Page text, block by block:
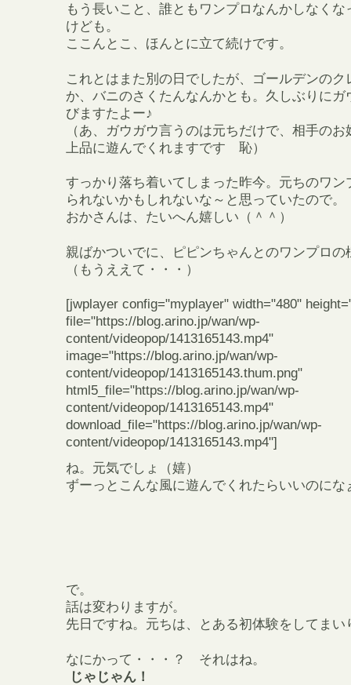
もう長いこと、誰ともワンプロなんかしなくな
けども。
ここんとこ、ほんとに立て続けです。
これとはまた別の日でしたが、ゴールデンのク
か、バニのさくたんなんかとも。久しぶりにガ
びますたよー♪
（あ、ガウガウ言うのは元ちだけで、相手の
上品に遊んでくれますです 恥）
すっかり落ち着いてしまった昨今。元ちのワン
られないかもしれないな～と思っていたので。
おかさんは、たいへん嬉しい（＾＾）
親ばかついでに、ピピンちゃんとのワンプロの
（もうええて・・・）
[jwplayer config="myplayer" width="480"
file="https://blog.arino.jp/wan/wp-
content/videopop/1413165143.mp4"
image="https://blog.arino.jp/wan/wp-
content/videopop/1413165143.thum.png"
html5_file="https://blog.arino.jp/wan/wp-
content/videopop/1413165143.mp4"
download_file="https://blog.arino.jp/wan/wp-
content/videopop/1413165143.mp4"]
ね。元気でしょ（嬉）
ずーっとこんな風に遊んでくれたらいいのにな
で。
話は変わりますが。
先日ですね。元ちは、とある初体験をしてまい
なにかって・・・？ それはね。
じゃじゃん！